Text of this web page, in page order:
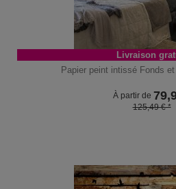
Livraison
Papier peint intissé Fonds
À partir de
125,49 € *